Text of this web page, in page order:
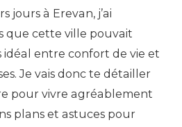
jours à Erevan, j’ai
que cette ville pouvait
entre confort de vie et
Je vais donc te détailler
pour vivre agréablement
plans et astuces pour